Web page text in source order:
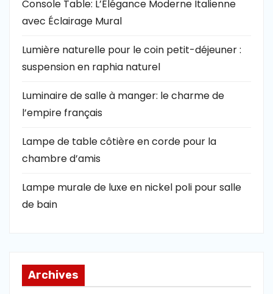
Console Table: L’Élégance Moderne Italienne
avec Éclairage Mural
Lumière naturelle pour le coin petit-déjeuner :
suspension en raphia naturel
Luminaire de salle à manger: le charme de
l’empire français
Lampe de table côtière en corde pour la
chambre d’amis
Lampe murale de luxe en nickel poli pour salle
de bain
Archives